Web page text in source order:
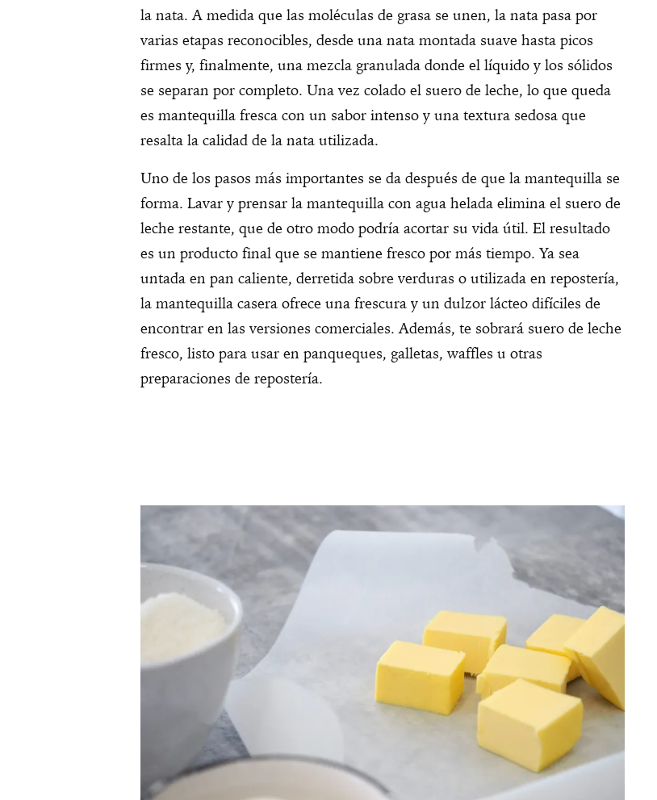
la nata. A medida que las moléculas de grasa se unen, la nata pasa por
varias etapas reconocibles, desde una nata montada suave hasta picos
firmes y, finalmente, una mezcla granulada donde el líquido y los sólidos
se separan por completo. Una vez colado el suero de leche, lo que queda
es mantequilla fresca con un sabor intenso y una textura sedosa que
resalta la calidad de la nata utilizada.
Uno de los pasos más importantes se da después de que la mantequilla se
forma. Lavar y prensar la mantequilla con agua helada elimina el suero de
leche restante, que de otro modo podría acortar su vida útil. El resultado
es un producto final que se mantiene fresco por más tiempo. Ya sea
untada en pan caliente, derretida sobre verduras o utilizada en repostería,
la mantequilla casera ofrece una frescura y un dulzor lácteo difíciles de
encontrar en las versiones comerciales. Además, te sobrará suero de leche
fresco, listo para usar en panqueques, galletas, waffles u otras
preparaciones de repostería.